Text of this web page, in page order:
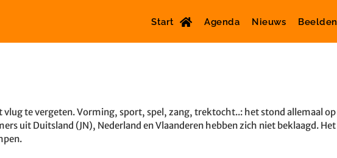
Start Agenda Nieuws Beelden
vlug te vergeten. Vorming, sport, spel, zang, trektocht..: het stond allemaal op
uit Duitsland (JN), Nederland en Vlaanderen hebben zich niet beklaagd. Het